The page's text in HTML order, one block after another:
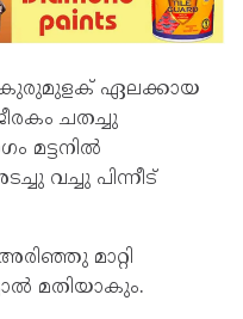
കുരുമുളക് ഏലക്കായ
ചതച്ചു
മട്ടനിൽ
വച്ചു പിന്നീട്
മാറ്റി
മതിയാകും.